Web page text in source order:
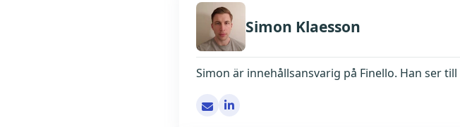
Simon Klaesson
Simon är innehållsansvarig på Finello. Han ser
[email protected]